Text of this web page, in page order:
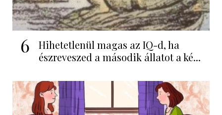
6
Hihetetlenül magas az IQ-d, ha
észreveszed a második állatot a ké...